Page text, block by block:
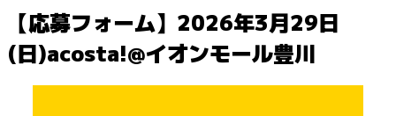
【応募フォーム】2026年3月29日
(日)acosta!@イオンモール豊川